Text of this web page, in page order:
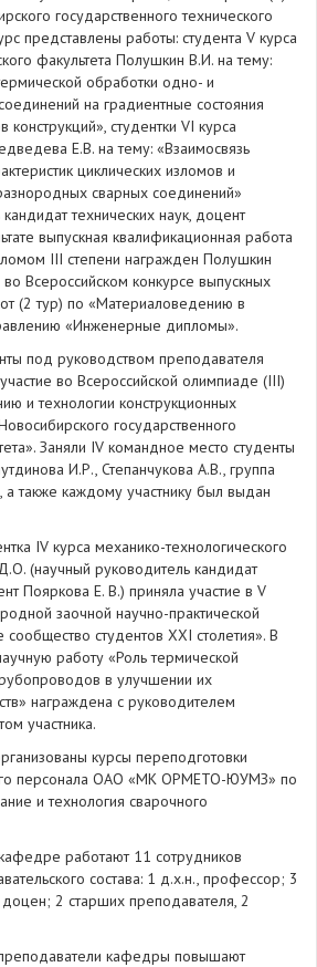
государственного технического
представлены работы: студента V курса
факультета Полушкин В.И. на тему:
обработки одно- и
на градиентные состояния
студентки VI курса
Е.В. на тему: «Взаимосвязь
циклических изломов и
сварных соединений»
технических наук, доцент
выпускная квалификационная работа
III степени награжден Полушкин
Всероссийском конкурсе выпускных
(2 тур) по «Материаловедению в
«Инженерные дипломы».
под руководством преподавателя
во Всероссийской олимпиаде (III)
и технологии конструкционных
государственного
Заняли IV командное место студенты
И.Р., Степанчукова А.В., группа
также каждому участнику был выдан
IV курса механико-технологического
(научный руководитель кандидат
Пояркова Е. В.) приняла участие в V
заочной научно-практической
студентов XXI столетия». В
работу «Роль термической
в улучшении их
награждена с руководителем
участника.
курсы переподготовки
персонала ОАО «МК ОРМЕТО-ЮУМЗ» по
и технология сварочного
работают 11 сотрудников
состава: 1 д.х.н., профессор; 3
доцен; 2 старших преподавателя, 2
кафедры повышают